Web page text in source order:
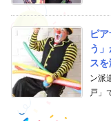
ピ
う
ス
ン派
戸」